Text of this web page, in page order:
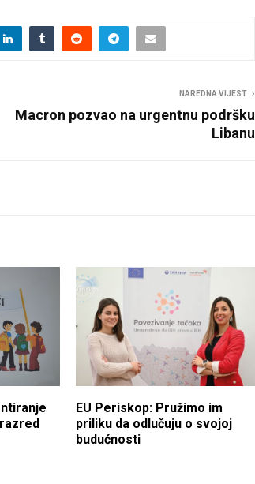
NAREDNA VIJEST
Macron pozvao na urgentnu podršku
Libanu
EU Periskop: Pružimo im
priliku da odlučuju o svojoj
budućnosti